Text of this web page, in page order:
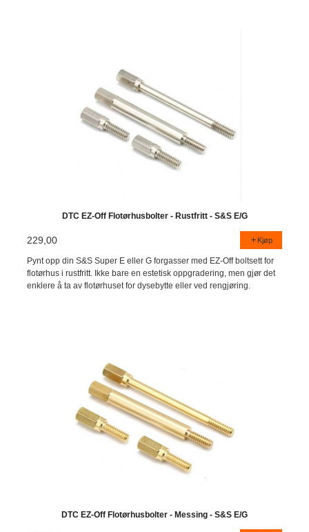
DTC EZ-Off Flotørhusbolter - Rustfritt - S&S E/G
229,00 Kjøp
Pynt opp din S&S Super E eller G forgasser med EZ-Off boltsett for
flotørhus i rustfritt. Ikke bare en estetisk oppgradering, men gjør det
enklere å ta av flotørhuset for dysebytte eller ved rengjøring.
DTC EZ-Off Flotørhusbolter - Messing - S&S E/G